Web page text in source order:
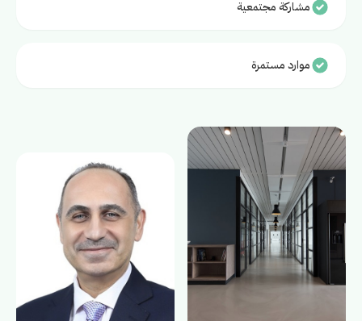
مشاركة مجتمعية
موارد مستمرة